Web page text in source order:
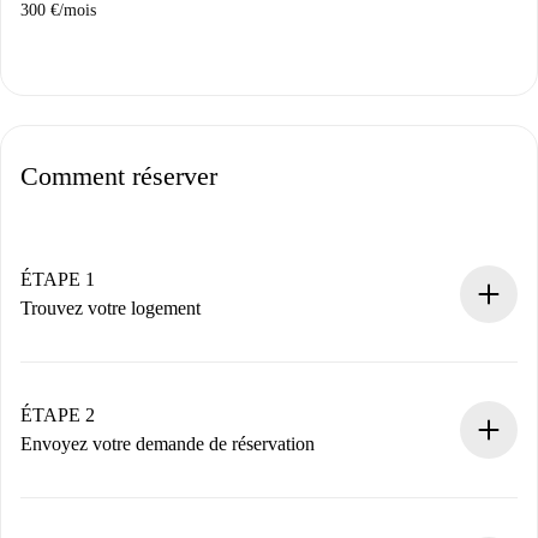
300 €/mois
Comment réserver
ÉTAPE 1
Trouvez votre logement
Vous disposez à l’avance de toutes les informations
nécessaires.
ÉTAPE 2
Envoyez votre demande de réservation